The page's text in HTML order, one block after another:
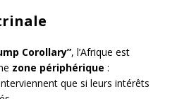
Corollary”, l’Afrique est
zone périphérique :
que si leurs intérêts